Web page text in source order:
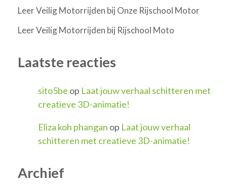
Leer Veilig Motorrijden bij Onze Rijschool Motor
Leer Veilig Motorrijden bij Rijschool Moto
Laatste reacties
sito5be op Laat jouw verhaal schitteren met
creatieve 3D-animatie!
Eliza koh phangan op Laat jouw verhaal
schitteren met creatieve 3D-animatie!
Archief